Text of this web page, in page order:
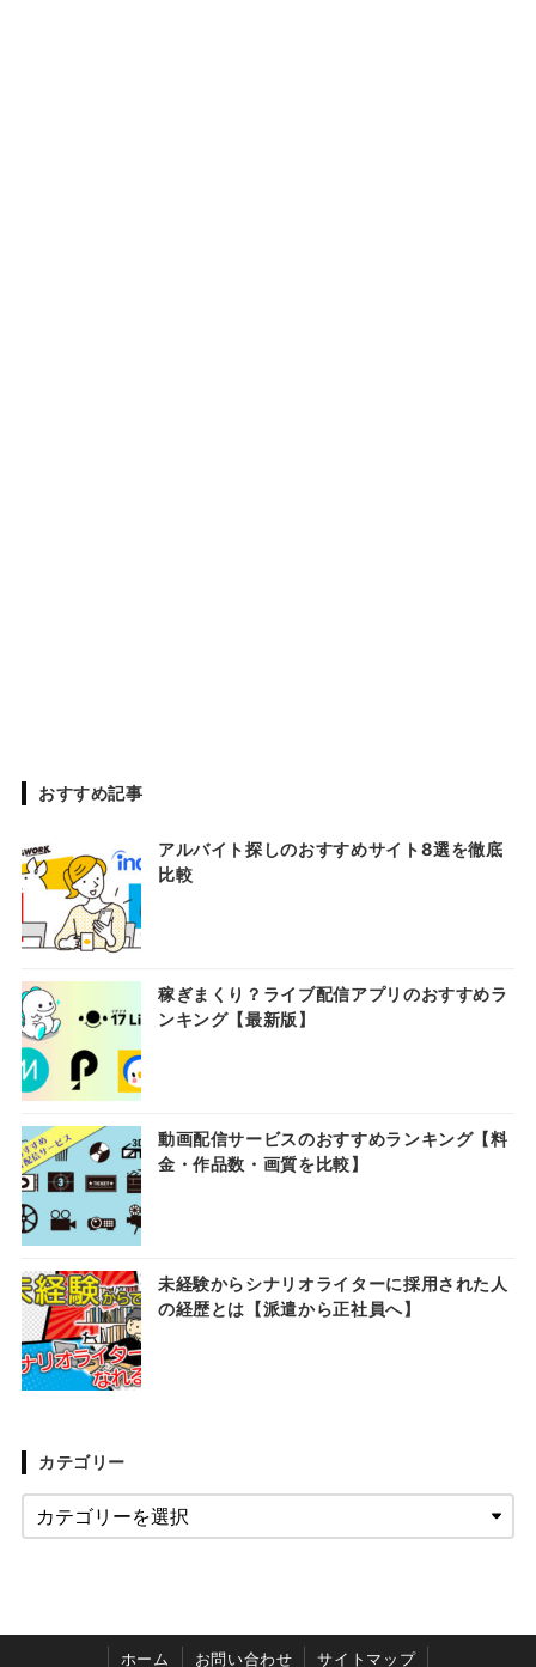
おすすめ記事
アルバイト探しのおすすめサイト8選を徹底
比較
稼ぎまくり？ライブ配信アプリのおすすめラ
ンキング【最新版】
動画配信サービスのおすすめランキング【料
金・作品数・画質を比較】
未経験からシナリオライターに採用された人
の経歴とは【派遣から正社員へ】
カテゴリー
ホーム お問い合わせ サイトマップ